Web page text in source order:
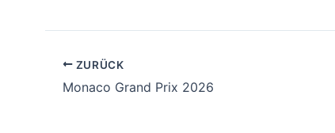
ZURÜCK
Monaco Grand Prix 2026